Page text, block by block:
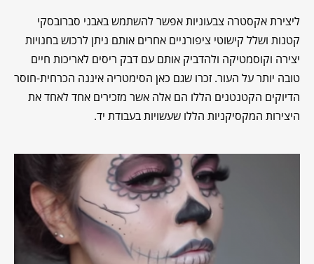
ליצירת אקסטרה צבעוניות אפשר להשתמש באבני סברובסקי
קטנות ושלל קישוטי ציפורניים אחרים אותם ניתן לרכוש בחנויות
יצירה וקוסמטיקה ולהדביק אותם עם דבק ריסים לאריכות חיים
טובה יותר על העור. זכרו שגם כאן הסימטריה איננה הכרחית-חוסר
הדיוקים הקטנטנים הללו הם אלה אשר מזכירים אחד לאחד את
היצירות המקסיקניות הללו שעשויות בעבודת יד.